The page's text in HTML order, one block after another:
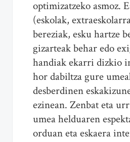
optimizatzeko asmoz.
(eskolak,
bereziak, esku hartze
gizarteak behar edo
handiak ekarri dizkio
hor dabiltza gure
desberdinen
ezinean. Zenbat eta
umea helduaren
orduan eta eskaera